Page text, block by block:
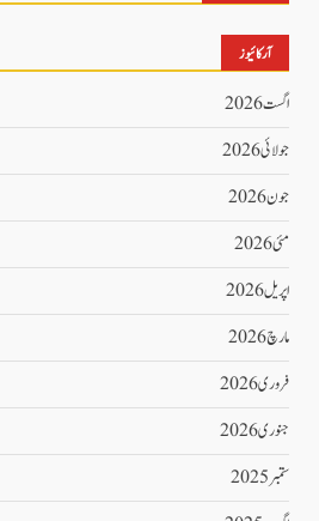
آرکائیوز
اگست 2026
جولائی 2026
جون 2026
مئی 2026
اپریل 2026
مارچ 2026
فروری 2026
جنوری 2026
ستمبر 2025